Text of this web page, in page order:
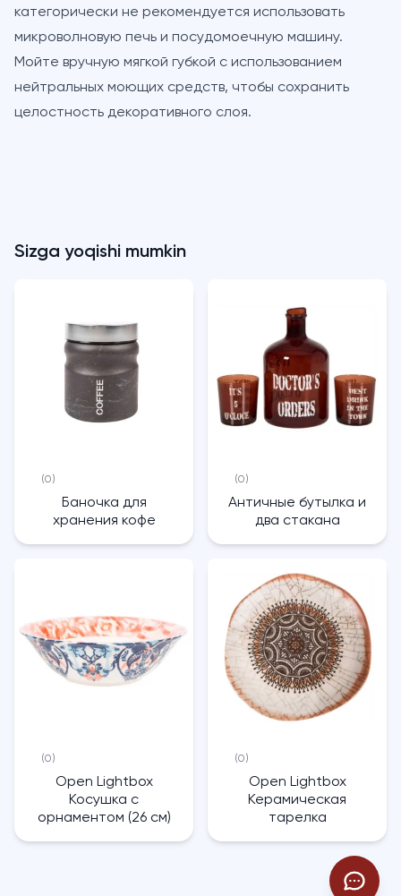
категорически не рекомендуется использовать
микроволновую печь и посудомоечную машину.
Мойте вручную мягкой губкой с использованием
нейтральных моющих средств, чтобы сохранить
целостность декоративного слоя.
Sizga yoqishi mumkin
(0)
Баночка для
хранения кофе
(0)
Античные бутылка и
два стакана
(0)
Open Lightbox
Косушка с
орнаментом (26 см)
(0)
Open Lightbox
Керамическая
тарелка